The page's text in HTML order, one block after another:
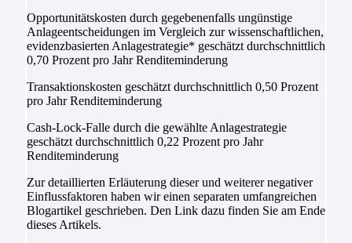
Opportunitätskosten durch gegebenenfalls ungünstige
Anlageentscheidungen im Vergleich zur wissenschaftlichen,
evidenzbasierten Anlagestrategie* geschätzt durchschnittlich
0,70 Prozent pro Jahr Renditeminderung
Transaktionskosten geschätzt durchschnittlich 0,50 Prozent
pro Jahr Renditeminderung
Cash-Lock-Falle durch die gewählte Anlagestrategie
geschätzt durchschnittlich 0,22 Prozent pro Jahr
Renditeminderung
Zur detaillierten Erläuterung dieser und weiterer negativer
Einflussfaktoren haben wir einen separaten umfangreichen
Blogartikel geschrieben. Den Link dazu finden Sie am Ende
dieses Artikels.